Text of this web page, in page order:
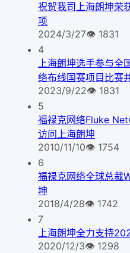
祝贺我司上海朗坤荣
项
2024/3/27👁 1831
4
上海朗坤选手参与全
络布线国赛项目比赛
2023/9/22👁 1831
5
福禄克网络Fluke
访问上海朗坤
2010/11/10👁 1754
6
福禄克网络全球总裁
坤
2018/4/28👁 1742
7
上海朗坤全力支持
2020/12/3👁 1298